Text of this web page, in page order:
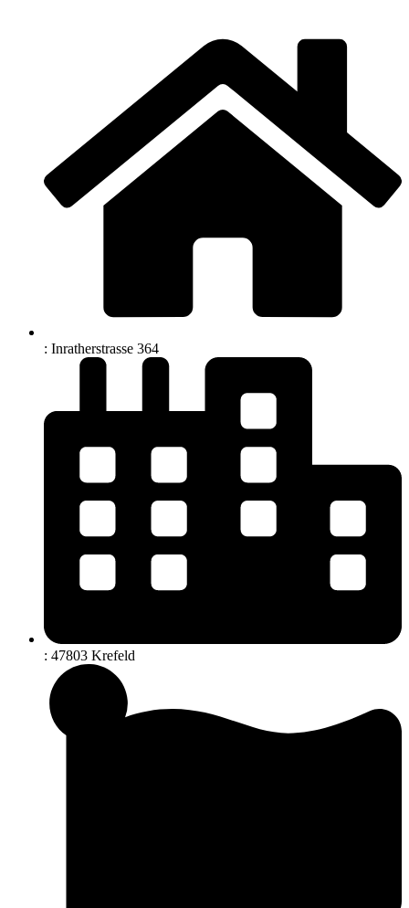
: Inratherstrasse 364
: 47803 Krefeld